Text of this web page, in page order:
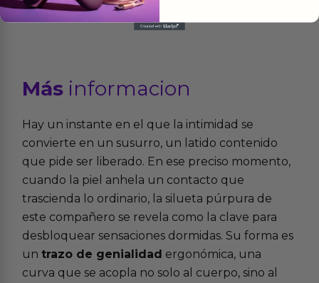
Más informacion
Hay un instante en el que la intimidad se
convierte en un susurro, un latido contenido
que pide ser liberado. En ese preciso momento,
cuando la piel anhela un contacto que
trascienda lo ordinario, la silueta púrpura de
este compañero se revela como la clave para
desbloquear sensaciones dormidas. Su forma es
untrazo de genialidad ergonómica, una
curva que se acopla no solo al cuerpo, sino al